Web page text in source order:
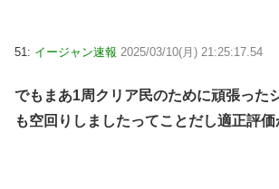
51: イージャン速報 2025/03/10(月) 21:25:17.54
でもまあ1周クリア民のために頑張った
も空回りしましたってことだし適正評価